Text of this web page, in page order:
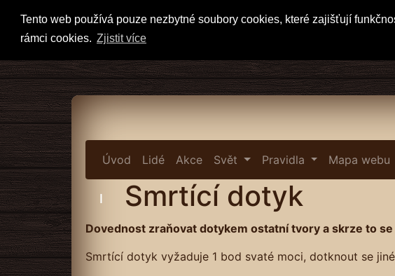
Tento web používá pouze nezbytné soubory cookies, které zajišťují
rámci cookies. Zjistit více
Úvod Lidé Akce Svět Pravidla Mapa webu
I Smrtící dotyk
Dovednost zraňovat dotykem ostatní tvory a skrze to
Smrtící dotyk vyžaduje 1 bod svaté moci, dotknout se